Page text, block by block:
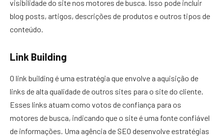
visibilidade do site nos motores de busca. Isso pode incluir
blog posts, artigos, descrições de produtos e outros tipos de
conteúdo.
Link Building
O link building é uma estratégia que envolve a aquisição de
links de alta qualidade de outros sites para o site do cliente.
Esses links atuam como votos de confiança para os
motores de busca, indicando que o site é uma fonte confiável
de informações. Uma agência de SEO desenvolve estratégias